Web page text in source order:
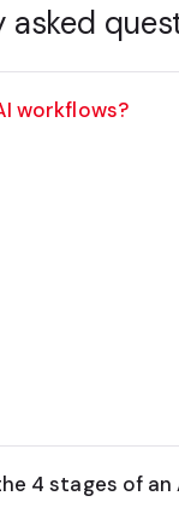
asked
workflows?
4 stages of an